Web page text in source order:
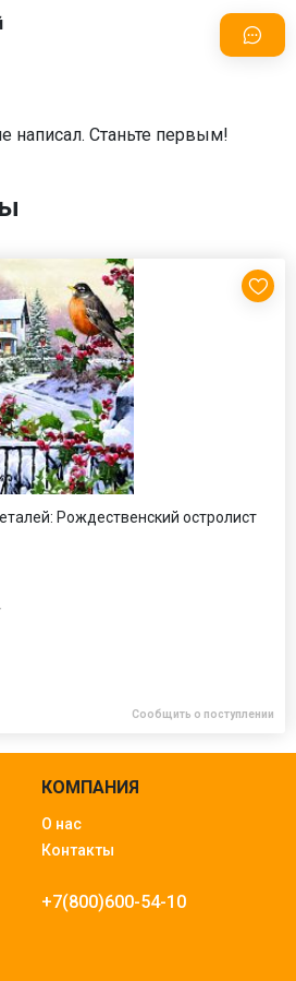
написал. Станьте первым!
Рождественский остролист
Сообщить о поступлении
КОМПАНИЯ
О нас
Контакты
+7(800)600-54-10